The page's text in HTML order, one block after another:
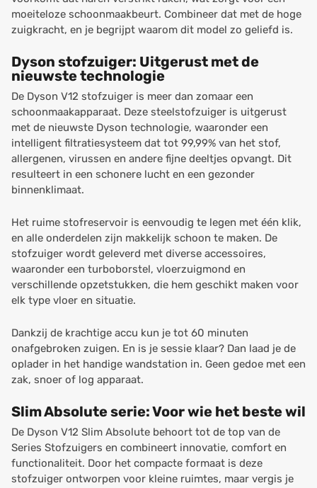
moeiteloze schoonmaakbeurt. Combineer dat met de hoge
zuigkracht, en je begrijpt waarom dit model zo geliefd is.
Dyson stofzuiger: Uitgerust met de
nieuwste technologie
De Dyson V12 stofzuiger is meer dan zomaar een
schoonmaakapparaat. Deze steelstofzuiger is uitgerust
met de nieuwste Dyson technologie, waaronder een
intelligent filtratiesysteem dat tot 99,99% van het stof,
allergenen, virussen en andere fijne deeltjes opvangt. Dit
resulteert in een schonere lucht en een gezonder
binnenklimaat.
Het ruime stofreservoir is eenvoudig te legen met één klik,
en alle onderdelen zijn makkelijk schoon te maken. De
stofzuiger wordt geleverd met diverse accessoires,
waaronder een turboborstel, vloerzuigmond en
verschillende opzetstukken, die hem geschikt maken voor
elk type vloer en situatie.
Dankzij de krachtige accu kun je tot 60 minuten
onafgebroken zuigen. En is je sessie klaar? Dan laad je de
oplader in het handige wandstation in. Geen gedoe met een
zak, snoer of log apparaat.
Slim Absolute serie: Voor wie het beste wil
De Dyson V12 Slim Absolute behoort tot de top van de
Series Stofzuigers en combineert innovatie, comfort en
functionaliteit. Door het compacte formaat is deze
stofzuiger ontworpen voor kleine ruimtes, maar vergis je